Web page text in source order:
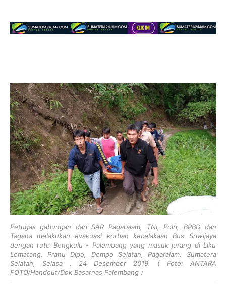
Petugas gabungan dari SAR Pagaralam, TNI, Polri, BPBD dan
Tagana melakukan evakuasi korban kecelakaan Bus Sriwijaya
dengan rute Bengkulu - Palembang yang masuk jurang di Liku
Lematang, Prahu Dipo, Dempo Selatan, Pagaralam, Sumatera
Selatan, Selasa , 24 Desember 2019. ( Foto: ANTARA
FOTO/Handout/Dok Basarnas Palembang )